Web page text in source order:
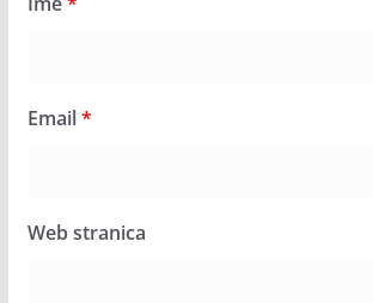
Email*
Web stranica